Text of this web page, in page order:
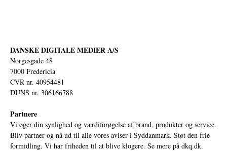
DANSKE DIGITALE MEDIER A/S
Norgesgade 48
7000 Fredericia
CVR nr. 40954481
DUNS nr. 306166788
Partnere
Vi øger din synlighed og værdiforøgelse af brand, produkter og service.
Bliv partner og nå ud til alle vores aviser i Syddanmark. Støt den frie
formidling. Vi har friheden til at blive klogere. Se mere på dkq.dk.